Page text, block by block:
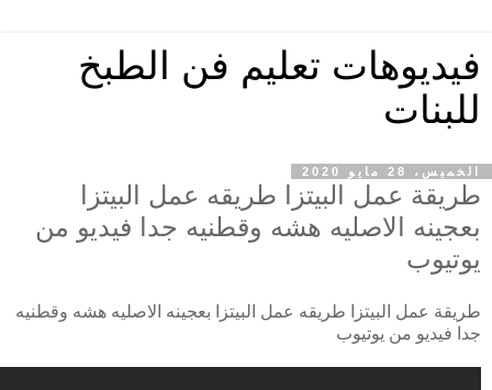
فيديوهات تعليم فن الطبخ
للبنات
الخميس، 28 مايو 2020
طريقة عمل البيتزا طريقه عمل البيتزا
بعجينه الاصليه هشه وقطنيه جدا فيديو من
يوتيوب
طريقة عمل البيتزا طريقه عمل البيتزا بعجينه الاصليه هشه وقطنيه
جدا فيديو من يوتيوب